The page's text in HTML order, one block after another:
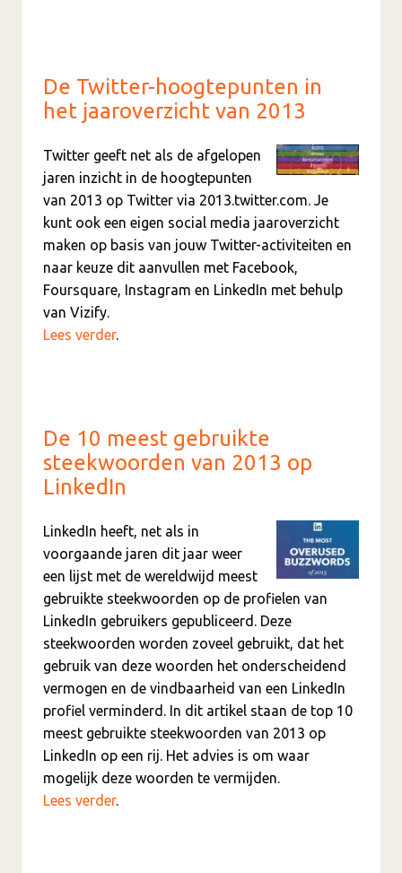
De Twitter-hoogtepunten in
het jaaroverzicht van 2013
Twitter geeft net als de afgelopen
jaren inzicht in de hoogtepunten
van 2013 op Twitter via 2013.twitter.com. Je
kunt ook een eigen social media jaaroverzicht
maken op basis van jouw Twitter-activiteiten en
naar keuze dit aanvullen met Facebook,
Foursquare, Instagram en LinkedIn met behulp
van Vizify.
Lees verder.
De 10 meest gebruikte
steekwoorden van 2013 op
LinkedIn
LinkedIn heeft, net als in
voorgaande jaren dit jaar weer
een lijst met de wereldwijd meest
gebruikte steekwoorden op de profielen van
LinkedIn gebruikers gepubliceerd. Deze
steekwoorden worden zoveel gebruikt, dat het
gebruik van deze woorden het onderscheidend
vermogen en de vindbaarheid van een LinkedIn
profiel verminderd. In dit artikel staan de top 10
meest gebruikte steekwoorden van 2013 op
LinkedIn op een rij. Het advies is om waar
mogelijk deze woorden te vermijden.
Lees verder.